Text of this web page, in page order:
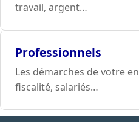
travail, argent…
Professionnels
Les démarches de votre
fiscalité, salariés…